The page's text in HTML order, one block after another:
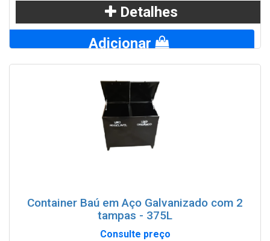
Detalhes
Adicionar
Container Baú em Aço Galvanizado com 2
tampas - 375L
Consulte preço